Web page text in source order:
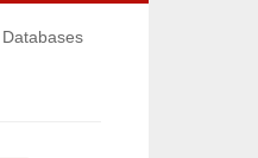
Databases